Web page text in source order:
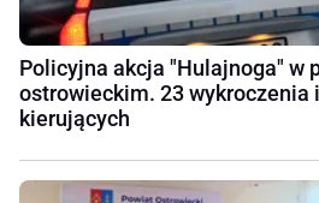
Policyjna akcja "Hulajnoga" w
ostrowieckim. 23 wykroczenia
kierujących